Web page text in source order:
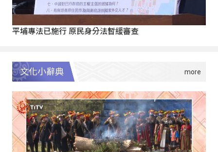
平埔專法已施行 原民身分法暫緩審查
文化小辭典